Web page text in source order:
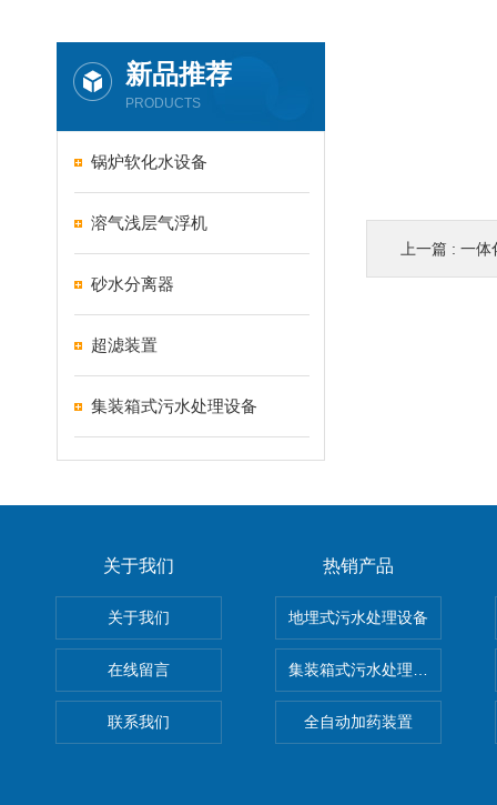
新品推荐
PRODUCTS
锅炉软化水设备
溶气浅层气浮机
砂水分离器
超滤装置
集装箱式污水处理设备
上一篇 : 一体
关于我们
关于我们
在线留言
联系我们
热销产品
地埋式污水处理设备
集装箱式污水处理设备
全自动加药装置